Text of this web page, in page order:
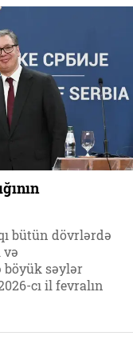
bütün dövrlərdə
və
səylər
cı il fevralın